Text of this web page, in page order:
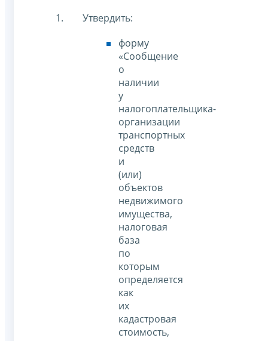
Утвердить:
форму
«Сообщение
о
наличии
у
налогоплательщика-
организации
транспортных
средств
и
(или)
объектов
недвижимого
имущества,
налоговая
база
по
которым
определяется
как
их
кадастровая
стоимость,